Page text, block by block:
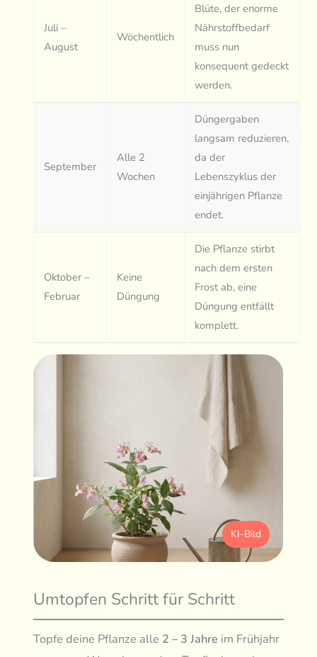
Juli –
August
Wöchentlich
Blüte, der enorme
Nährstoffbedarf
muss nun
konsequent gedeckt
werden.
September
Alle 2
Wochen
Düngergaben
langsam reduzieren,
da der
Lebenszyklus der
einjährigen Pflanze
endet.
Oktober –
Februar
Keine
Düngung
Die Pflanze stirbt
nach dem ersten
Frost ab, eine
Düngung entfällt
komplett.
KI-Bild
Umtopfen Schritt für Schritt
Topfe deine Pflanze alle 2 – 3 Jahre im Frühjahr